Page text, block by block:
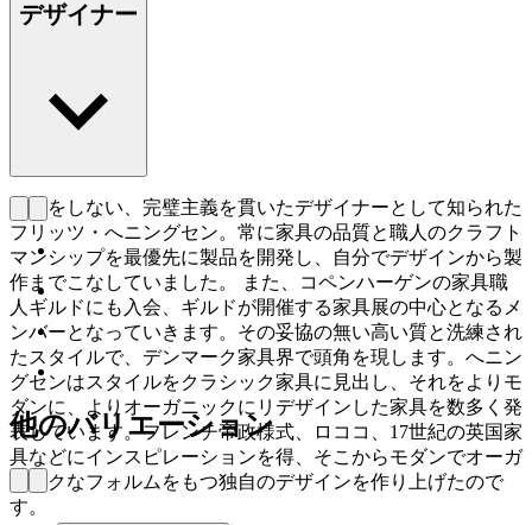
デザイナー
妥協をしない、完璧主義を貫いたデザイナーとして知られた
フリッツ・へニングセン。常に家具の品質と職人のクラフト
マンシップを最優先に製品を開発し、自分でデザインから製
作までこなしていました。 また、コペンハーゲンの家具職
人ギルドにも入会、ギルドが開催する家具展の中心となるメ
ンバーとなっていきます。その妥協の無い高い質と洗練され
たスタイルで、デンマーク家具界で頭角を現します。へニン
グセンはスタイルをクラシック家具に見出し、それをよりモ
ダンに、よりオーガニックにリデザインした家具を数多く発
表しています。フレンチ帝政様式、ロココ、17世紀の英国家
具などにインスピレーションを得、そこからモダンでオーガ
ニックなフォルムをもつ独自のデザインを作り上げたので
す。
他のバリエーション